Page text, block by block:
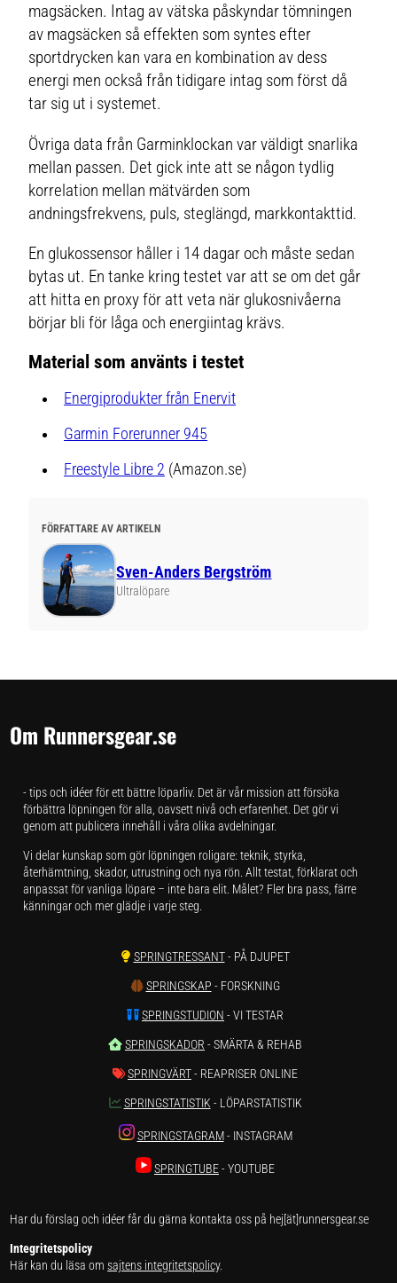
magsäcken. Intag av vätska påskyndar tömningen
av magsäcken så effekten som syntes efter
sportdrycken kan vara en kombination av dess
energi men också från tidigare intag som först då
tar sig ut i systemet.
Övriga data från Garminklockan var väldigt snarlika
mellan passen. Det gick inte att se någon tydlig
korrelation mellan mätvärden som
andningsfrekvens, puls, steglängd, markkontakttid.
En glukossensor håller i 14 dagar och måste sedan
bytas ut. En tanke kring testet var att se om det går
att hitta en proxy för att veta när glukosnivåerna
börjar bli för låga och energiintag krävs.
Material som använts i testet
Energiprodukter från Enervit
Garmin Forerunner 945
Freestyle Libre 2 (Amazon.se)
FÖRFATTARE AV ARTIKELN
Sven-Anders Bergström
Ultralöpare
Om Runnersgear.se
- tips och idéer för ett bättre löparliv. Det är vår mission att försöka
förbättra löpningen för alla, oavsett nivå och erfarenhet. Det gör vi
genom att publicera innehåll i våra olika avdelningar.
Vi delar kunskap som gör löpningen roligare: teknik, styrka,
återhämtning, skador, utrustning och nya rön. Allt testat, förklarat och
anpassat för vanliga löpare – inte bara elit. Målet? Fler bra pass, färre
känningar och mer glädje i varje steg.
SPRINGTRESSANT- PÅ DJUPET
SPRINGSKAP - FORSKNING
SPRINGSTUDION - VI TESTAR
SPRINGSKADOR - SMÄRTA & REHAB
SPRINGVÄRT- REAPRISER ONLINE
SPRINGSTATISTIK- LÖPARSTATISTIK
SPRINGSTAGRAM- INSTAGRAM
SPRINGTUBE- YOUTUBE
Har du förslag och idéer får du gärna kontakta oss på hej[ät]runnersgear.se
Integritetspolicy
Här kan du läsa omsajtens integritetspolicy.